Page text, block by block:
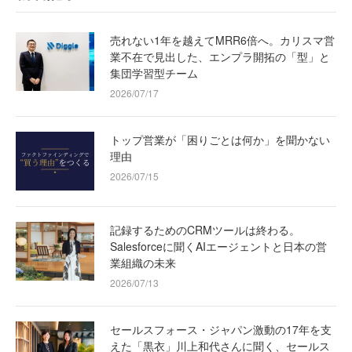
売れない1年を越えてMRR6倍へ。カリスマ営
業不在で見出した、エンプラ開拓の「型」と
集団学習型チーム
2026/07/17
トップ営業が「困りごとは何か」を聞かない
理由
2026/07/15
記録するためのCRMツールは終わる。
Salesforceに聞くAIエージェントと日本の営
業組織の未来
2026/07/13
セールスフォース・ジャパン激動の17年を支
えた「黒衣」川上和代さんに聞く、セールス